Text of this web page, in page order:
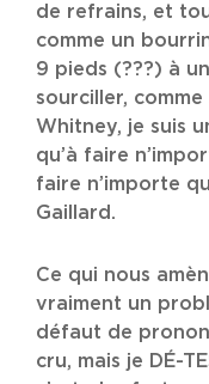
de refrains, et
comme un
9 pieds (???) à
sourciller, comme
Whitney, je suis
qu’à faire
faire n’importe
Gaillard.
Ce qui nous
vraiment un
défaut de
cru, mais je DÉ-